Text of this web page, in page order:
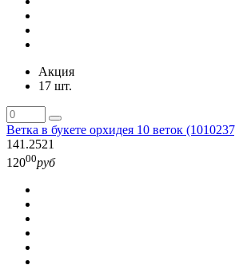
Акция
17 шт.
Ветка в букете орхидея 10 веток
141.2521
12000руб